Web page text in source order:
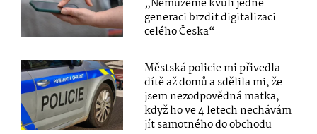
generaci brzdit digitalizaci
celého Česka“
Městská policie mi přivedla
dítě až domů a sdělila mi, že
jsem nezodpovědná matka,
když ho ve 4 letech nechávám
jít samotného do obchodu